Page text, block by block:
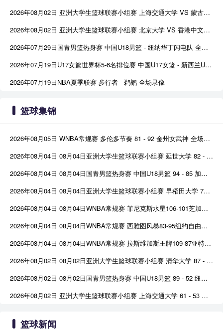
2026年08月02日 亚洲大学生篮球联赛小组赛 上海交通大学 VS 蒙古国立大学 全场录像
2026年08月02日 亚洲大学生篮球联赛小组赛 北京大学 VS 香港中文大学 全场录像
2026年07月29日国青男篮热身赛 中国U18男篮 - 纽纳华丁闪电队 全场录像
2026年07月19日U17女篮世界杯5-6名排位赛 中国U17女篮 - 新西兰U17女篮 全场录像
2026年07月19日NBA夏季联赛 步行者 - 鹈鹕 全场录像
篮球集锦
2026年08月05日 WNBA常规赛 多伦多节奏 81 - 92 金州女武神 全场集锦
2026年08月04日 08月04日亚洲大学生篮球联赛小组赛 延世大学 82 - 83 北京大学 集锦
2026年08月04日 08月04日国青男篮热身赛 中国U18男篮 94 - 85 加拿大大卫·安篮球学院 集锦
2026年08月04日 08月04日亚洲大学生篮球联赛小组赛 早稻田大学 71 - 86 清华大学 集锦
2026年08月04日 08月04日WNBA常规赛 菲尼克斯水星106-101芝加哥天空 全场集锦
2026年08月04日 08月04日WNBA常规赛 西雅图风暴83-95纽约自由人 全场集锦
2026年08月04日 08月04日WNBA常规赛 拉斯维加斯王牌109-87亚特兰大梦想 全场集锦
2026年08月02日 08月02日亚洲大学生篮球联赛小组赛 清华大学 87 - 65 悉尼大学 集锦
2026年08月02日 08月02日国青男篮热身赛 中国U18男篮 89 - 52 纽纳华丁闪电队 集锦
2026年08月02日 亚洲大学生篮球联赛小组赛 上海交通大学 61 - 53 蒙古国立大学 集锦
篮球新闻